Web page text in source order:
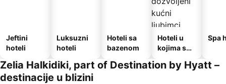
Jeftini
hoteli
Luksuzni
hoteli
Hoteli sa
bazenom
Hoteli u
kojima su
kućni
Spa
Zelia Halkidiki, part of Destination by Hyatt –
destinacije u blizini